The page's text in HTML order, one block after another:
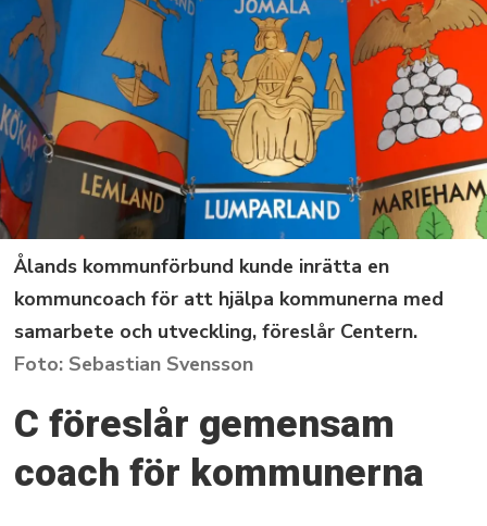
Ålands kommunförbund kunde inrätta en
kommuncoach för att hjälpa kommunerna med
samarbete och utveckling, föreslår Centern.
Sebastian Svensson
C föreslår gemensam
coach för kommunerna